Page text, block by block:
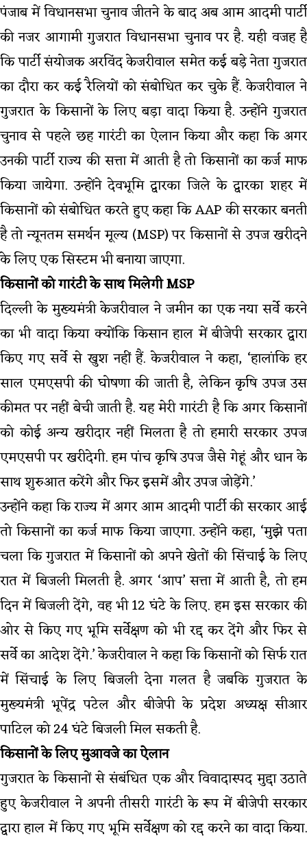
पंजाब में विधानसभा चुनाव जीतने के बाद अब आम आदमी पार्टी
की नजर आगामी गुजरात विधानसभा चुनाव पर है. यही वजह है
कि पार्टी संयोजक अरविंद केजरीवाल समेत कई बड़े नेता गुजरात
का दौरा कर कई रैलियों को संबोधित कर चुके हैं. केजरीवाल ने
गुजरात के किसानों के लिए बड़ा वादा किया है. उन्होंने गुजरात
चुनाव से पहले छह गारंटी का ऐलान किया और कहा कि अगर
उनकी पार्टी राज्य की सत्ता में आती है तो किसानों का कर्ज माफ
किया जायेगा. उन्होंने देवभूमि द्वारका जिले के द्वारका शहर में
किसानों को संबोधित करते हुए कहा कि AAP की सरकार बनती
है तो न्यूनतम समर्थन मूल्य (MSP) पर किसानों से उपज खरीदने
के लिए एक सिस्टम भी बनाया जाएगा.
किसानों को गारंटी के साथ मिलेगी MSP
दिल्ली के मुख्यमंत्री केजरीवाल ने जमीन का एक नया सर्वे करने
का भी वादा किया क्योंकि किसान हाल में बीजेपी सरकार द्वारा
किए गए सर्वे से खुश नहीं हैं. केजरीवाल ने कहा, ‘हालांकि हर
साल एमएसपी की घोषणा की जाती है, लेकिन कृषि उपज उस
कीमत पर नहीं बेची जाती है. यह मेरी गारंटी है कि अगर किसानों
को कोई अन्य खरीदार नहीं मिलता है तो हमारी सरकार उपज
एमएसपी पर खरीदेगी. हम पांच कृषि उपज जैसे गेहूं और धान के
साथ शुरुआत करेंगे और फिर इसमें और उपज जोड़ेंगे.’
उन्होंने कहा कि राज्य में अगर आम आदमी पार्टी की सरकार आई
तो किसानों का कर्ज माफ किया जाएगा. उन्होंने कहा, ‘मुझे पता
चला कि गुजरात में किसानों को अपने खेतों की सिंचाई के लिए
रात में बिजली मिलती है. अगर ‘आप’ सत्ता में आती है, तो हम
दिन में बिजली देंगे, वह भी 12 घंटे के लिए. हम इस सरकार की
ओर से किए गए भूमि सर्वेक्षण को भी रद्द कर देंगे और फिर से
सर्वे का आदेश देंगे.’ केजरीवाल ने कहा कि किसानों को सिर्फ रात
में सिंचाई के लिए बिजली देना गलत है जबकि गुजरात के
मुख्यमंत्री भूपेंद्र पटेल और बीजेपी के प्रदेश अध्यक्ष सीआर
पाटिल को 24 घंटे बिजली मिल सकती है.
किसानों के लिए मुआवजे का ऐलान
गुजरात के किसानों से संबंधित एक और विवादास्पद मुद्दा उठाते
हुए केजरीवाल ने अपनी तीसरी गारंटी के रूप में बीजेपी सरकार
द्वारा हाल में किए गए भूमि सर्वेक्षण को रद्द करने का वादा किया.